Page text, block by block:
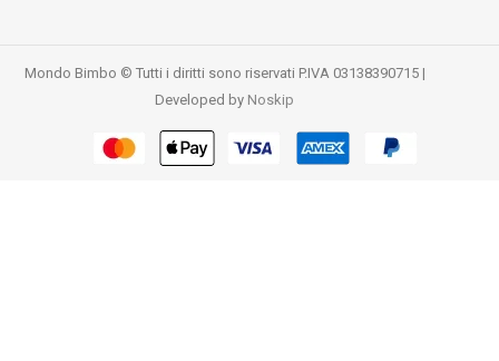
Mondo Bimbo © Tutti i diritti sono riservati P.IVA 03138390715 |
Developed by Noskip